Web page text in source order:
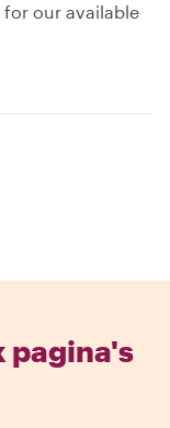
our available
pagina's